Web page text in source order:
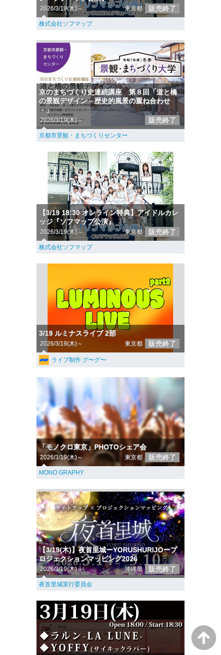
2026/3/19(木)～ 東京都 販売終了
株式会社ソフマップ
京のまちづくり史連続講座 第８回「道と橋
の景観デザイン－歴史的風景の重ね合わせ
－」
2026/3/19(木)～ 販売終了
京都市景観・まちづくりセンター
【3/19 18:30 オンライン特典】アイドルカレ
ッジ『ソフマップ公演』
2026/3/19(木)～ 東京都 販売終了
株式会社ソフマップ
3/19 ルミナスライブ 2部
2026/3/19(木)～ 東京都 販売終了
ライブ制作 グ〜グ〜
「モノクロ東京」PHOTOシェア会
2026/3/19(木)～ 東京都 販売終了
MONO GRAPHY
【3/19(木)】夜首里城ーYORUSHURIJOープ
ロジェクションマッピング2026
2026/3/19(木)～ 沖縄県 販売終了
夜首里城実行委員会